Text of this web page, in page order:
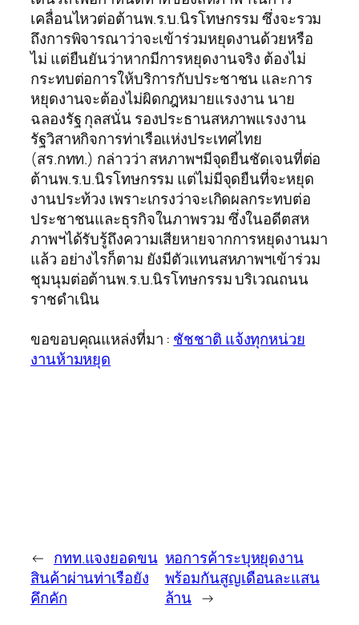
เคลื่อนไหวต่อต้านพ.ร.บ.นิรโทษกรรม ซึ่งจะรวม
ถึงการพิจารณาว่าจะเข้าร่วมหยุดงานด้วยหรือ
ไม่ แต่ยืนยันว่าหากมีการหยุดงานจริง ต้องไม่
กระทบต่อการให้บริการกับประชาชน และการ
หยุดงานจะต้องไม่ผิดกฎหมายแรงงาน นาย
ฉลองรัฐ กุลสนั่น รองประธานสหภาพแรงงาน
รัฐวิสาหกิจการท่าเรือแห่งประเทศไทย
(สร.กทท.) กล่าวว่า สหภาพฯมีจุดยืนชัดเจนที่ต่อ
ต้านพ.ร.บ.นิรโทษกรรม แต่ไม่มีจุดยืนที่จะหยุด
งานประท้วง เพราะเกรงว่าจะเกิดผลกระทบต่อ
ประชาชนและธุรกิจในภาพรวม ซึ่งในอดีตสห
ภาพฯได้รับรู้ถึงความเสียหายจากการหยุดงานมา
แล้ว อย่างไรก็ตาม ยังมีตัวแทนสหภาพฯเข้าร่วม
ชุมนุมต่อต้านพ.ร.บ.นิรโทษกรรม บริเวณถนน
ราชดำเนิน
ขอขอบคุณแหล่งที่มา : ชัชชาติ แจ้งทุกหน่วย
งานห้ามหยุด
← กทท.แจงยอดขน
สินค้าผ่านท่าเรือยัง
คึกคัก
หอการค้าระบุหยุดงาน
พร้อมกันสูญเดือนละแสน
ล้าน →